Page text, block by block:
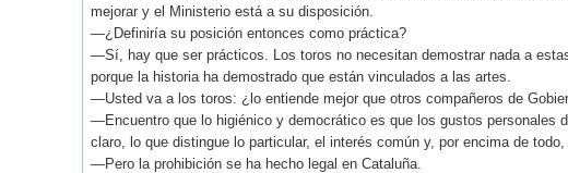
mejorar y el Ministerio está a su disposición.
—¿Definiría su posición entonces como práctica?
—Sí, hay que ser prácticos. Los toros no necesitan demostrar nada a
porque la historia ha demostrado que están vinculados a las artes.
—Usted va a los toros: ¿lo entiende mejor que otros compañeros de
—Encuentro que lo higiénico y democrático es que los gustos personales
claro, lo que distingue lo particular, el interés común y, por encima de
—Pero la prohibición se ha hecho legal en Cataluña.